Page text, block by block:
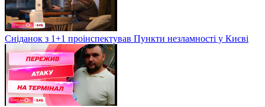
Сніданок з 1+1 проінспектував Пункти незламності у Києві